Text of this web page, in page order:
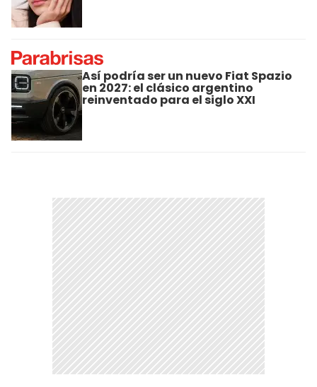
Así podría ser un nuevo Fiat Spazio
en 2027: el clásico argentino
reinventado para el siglo XXI